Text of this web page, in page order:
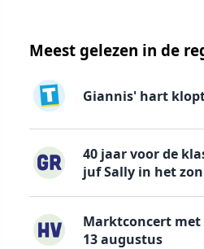
Meest gelezen in de
Giannis' hart
40 jaar voor de
juf Sally in het
Marktconcert met
13 augustus